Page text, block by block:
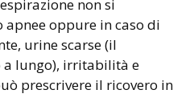
non si
oppure in caso di
urine scarse (il
a lungo), irritabilità e
prescrivere il ricovero in